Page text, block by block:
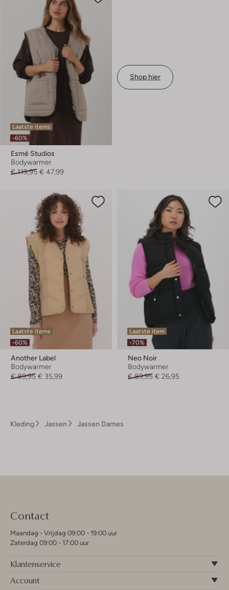
Laatste items
-60%
Esmé Studios
Bodywarmer
€ 119,95 € 47,99
Shop hier
Laatste items
-60%
Another Label
Bodywarmer
€ 89,95 € 35,99
Laatste item
-70%
Neo Noir
Bodywarmer
€ 89,95 € 26,95
Kleding Jassen Jassen Dames
Contact
Maandag - Vrijdag 09:00 - 19:00 uur
Zaterdag 09:00 - 17:00 uur
Klantenservice
Account